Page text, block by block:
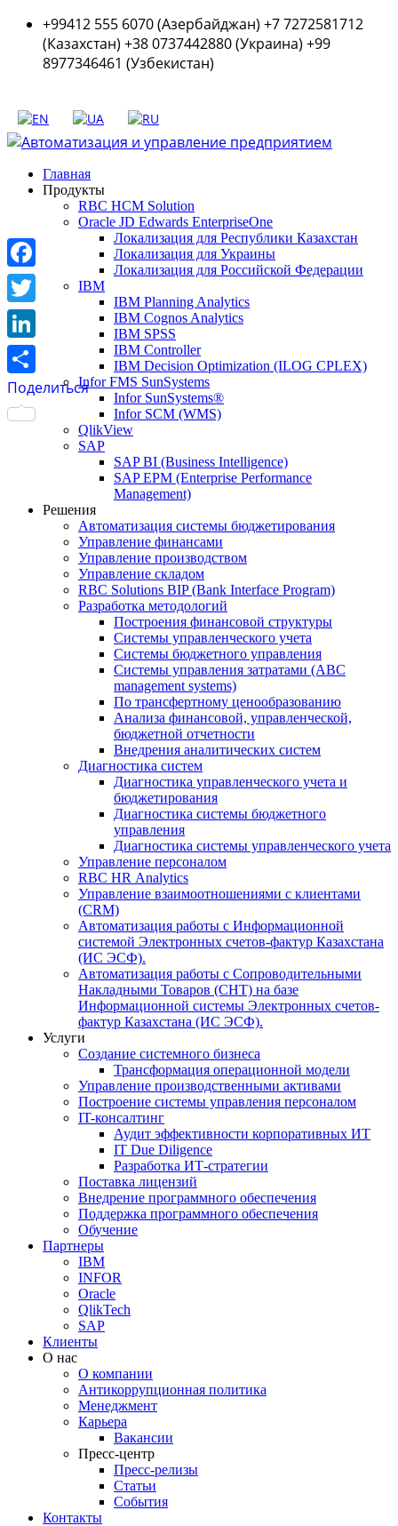
+99412 555 6070 (Азербайджан) +7 7272581712
(Казахстан) +38 0737442880 (Украина) +99
8977346461 (Узбекистан)
Главная
Продукты
RBC HCM Solution
Oracle JD Edwards EnterpriseOne
Локализация для Республики Казахстан
Локализация для Украины
Локализация для Российской Федерации
IBM
IBM Planning Analytics
IBM Cognos Analytics
IBM SPSS
IBM Controller
IBM Decision Optimization (ILOG CPLEX)
Infor FMS SunSystems
Infor SunSystems®
Infor SCM (WMS)
QlikView
SAP
SAP BI (Business Intelligence)
SAP EPM (Enterprise Performance
Management)
Решения
Автоматизация системы бюджетирования
Управление финансами
Управление производством
Управление складом
RBC Solutions BIP (Bank Interface Program)
Разработка методологий
Построения финансовой структуры
Системы управленческого учета
Системы бюджетного управления
Системы управления затратами (АBC
management systems)
По трансфертному ценообразованию
Анализа финансовой, управленческой,
бюджетной отчетности
Внедрения аналитических систем
Диагностика систем
Диагностика управленческого учета и
бюджетирования
Диагностика системы бюджетного
управления
Диагностика системы управленческого учета
Управление персоналом
RBC HR Аnalytics
Управление взаимоотношениями с клиентами
(СRM)
Автоматизация работы с Информационной
системой Электронных счетов-фактур Казахстана
(ИС ЭСФ).
Автоматизация работы с Сопроводительными
Накладными Товаров (СНТ) на базе
Информационной системы Электронных счетов-
фактур Казахстана (ИС ЭСФ).
Услуги
Создание системного бизнеса
Трансформация операционной модели
Управление производственными активами
Построение системы управления персоналом
IT-консалтинг
Аудит эффективности корпоративных ИТ
IT Due Diligence
Разработка ИТ-стратегии
Поставка лицензий
Внедрение программного обеспечения
Поддержка программного обеспечения
Обучение
Партнеры
IBM
INFOR
Oracle
QlikTech
SAP
Клиенты
О нас
О компании
Антикоррупционная политика
Менеджмент
Карьера
Вакансии
Пресс-центр
Пресс-релизы
Статьи
События
Контакты
Facebook
Twitter
LinkedIn
Поделиться